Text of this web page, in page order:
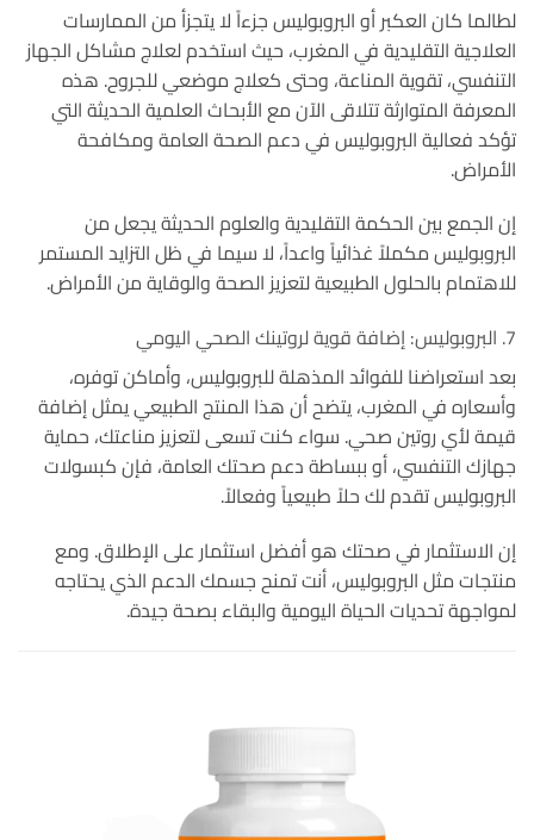
لطالما كان العكبر أو البروبوليس جزءاً لا يتجزأ من الممارسات
العلاجية التقليدية في المغرب، حيث استخدم لعلاج مشاكل الجهاز
التنفسي، تقوية المناعة، وحتى كعلاج موضعي للجروح. هذه
المعرفة المتوارثة تتلاقى الآن مع الأبحاث العلمية الحديثة التي
تؤكد فعالية البروبوليس في دعم الصحة العامة ومكافحة
الأمراض.
إن الجمع بين الحكمة التقليدية والعلوم الحديثة يجعل من
البروبوليس مكملاً غذائياً واعداً، لا سيما في ظل التزايد المستمر
للاهتمام بالحلول الطبيعية لتعزيز الصحة والوقاية من الأمراض.
7. البروبوليس: إضافة قوية لروتينك الصحي اليومي
بعد استعراضنا للفوائد المذهلة للبروبوليس، وأماكن توفره،
وأسعاره في المغرب، يتضح أن هذا المنتج الطبيعي يمثل إضافة
قيمة لأي روتين صحي. سواء كنت تسعى لتعزيز مناعتك، حماية
جهازك التنفسي، أو ببساطة دعم صحتك العامة، فإن كبسولات
البروبوليس تقدم لك حلاً طبيعياً وفعالاً.
إن الاستثمار في صحتك هو أفضل استثمار على الإطلاق. ومع
منتجات مثل البروبوليس، أنت تمنح جسمك الدعم الذي يحتاجه
لمواجهة تحديات الحياة اليومية والبقاء بصحة جيدة.